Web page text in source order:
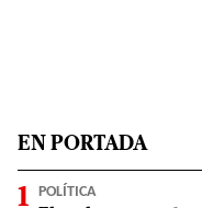
EN PORTADA
POLÍTICA